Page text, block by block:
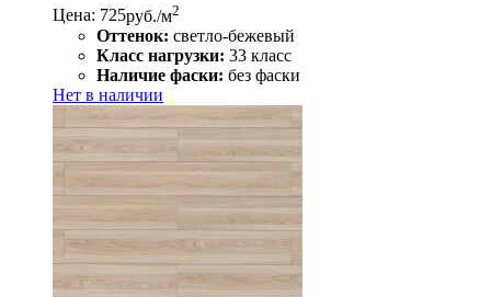
Цена: 725руб./м2
Оттенок: светло-бежевый
Класс нагрузки: 33 класс
Наличие фаски: без фаски
Нет в наличии